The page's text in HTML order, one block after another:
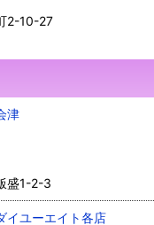
2-10-27
津
盛1-2-3
ユーエイト各店